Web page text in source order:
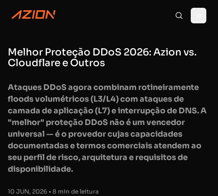
Melhor Proteção DDoS 2026: Azion vs.
Cloudflare e Outros
Ataques DDoS agora combinam rotineiramente
floods volumétricos (L3/L4) com ataques de
camada de aplicação (L7) e interrupção de DNS. A
"melhor" proteção DDoS não é um vencedor
universal — é o provedor cujas capacidades
documentadas e termos comerciais atendem ao
seu perfil de risco, arquitetura e requisitos de
disponibilidade.
10 JUN, 2026 • 8 min de leitura